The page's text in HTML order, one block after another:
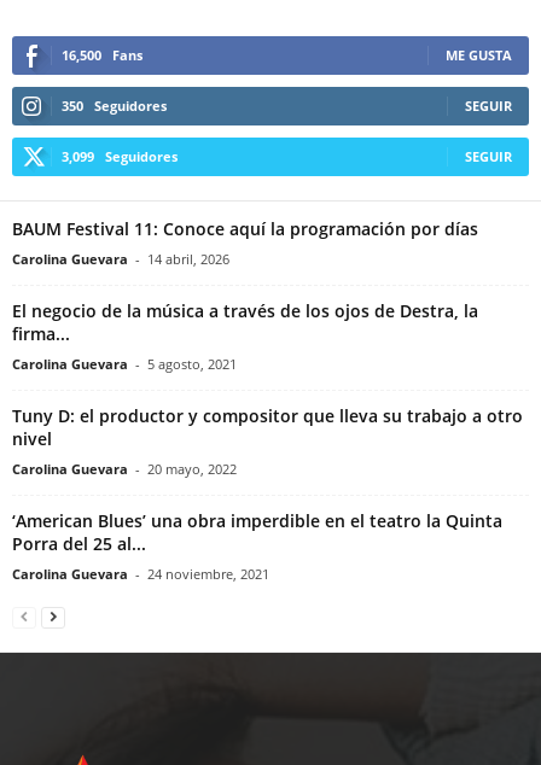
16,500 Fans ME GUSTA
350 Seguidores SEGUIR
3,099 Seguidores SEGUIR
BAUM Festival 11: Conoce aquí la programación por días
Carolina Guevara - 14 abril, 2026
El negocio de la música a través de los ojos de Destra, la
firma...
Carolina Guevara - 5 agosto, 2021
Tuny D: el productor y compositor que lleva su trabajo a otro
nivel
Carolina Guevara - 20 mayo, 2022
‘American Blues’ una obra imperdible en el teatro la Quinta
Porra del 25 al...
Carolina Guevara - 24 noviembre, 2021